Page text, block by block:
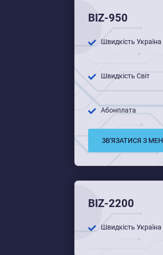
BIZ-950
Швидкість Україна
Швидкість Світ
Абонплата
ЗВ'ЯЗАТИСЯ З
BIZ-2200
Швидкість Україна